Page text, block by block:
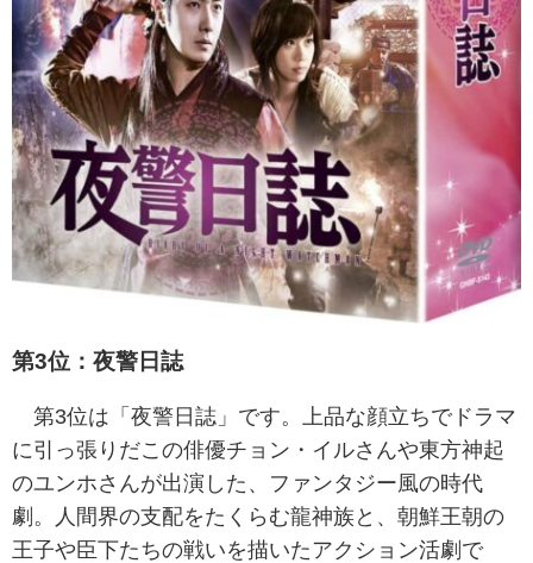
第3位：夜警日誌
第3位は「夜警日誌」です。上品な顔立ちでドラマ
に引っ張りだこの俳優チョン・イルさんや東方神起
のユンホさんが出演した、ファンタジー風の時代
劇。人間界の支配をたくらむ龍神族と、朝鮮王朝の
王子や臣下たちの戦いを描いたアクション活劇で